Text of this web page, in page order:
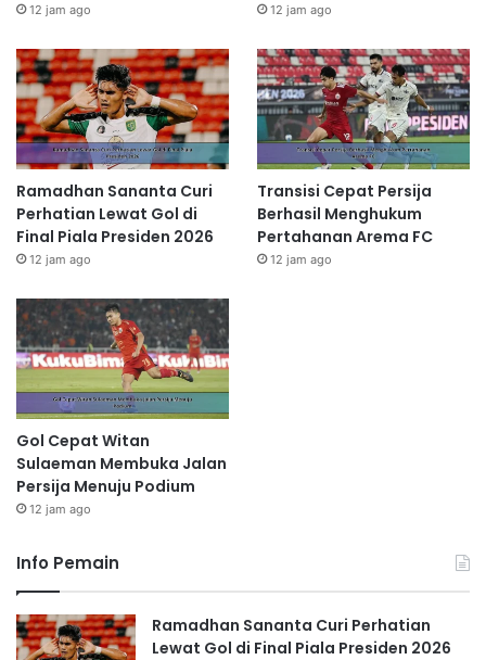
12 jam ago 12 jam ago
Ramadhan Sananta Curi
Perhatian Lewat Gol di
Final Piala Presiden 2026
12 jam ago
Transisi Cepat Persija
Berhasil Menghukum
Pertahanan Arema FC
12 jam ago
Gol Cepat Witan
Sulaeman Membuka Jalan
Persija Menuju Podium
12 jam ago
Info Pemain
Ramadhan Sananta Curi Perhatian
Lewat Gol di Final Piala Presiden 2026